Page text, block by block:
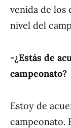
venida de los
nivel del
-¿Estás de
campeonato?
Estoy de
campeonato.